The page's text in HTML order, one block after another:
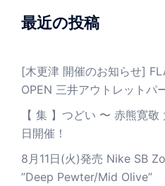
最近の投稿
[木更津 開催のお知らせ]
OPEN 三井アウトレットパ
【 集 】つどい 〜 赤熊寛
日開催！
8月11日(火)発売 Nike SB
”Deep Pewter/Mid Olive”